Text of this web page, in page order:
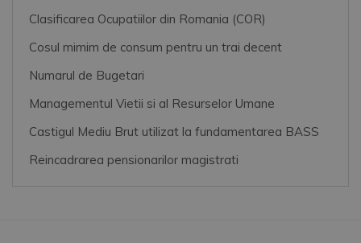
Clasificarea Ocupatiilor din Romania (COR)
Cosul mimim de consum pentru un trai decent
Numarul de Bugetari
Managementul Vietii si al Resurselor Umane
Castigul Mediu Brut utilizat la fundamentarea BASS
Reincadrarea pensionarilor magistrati